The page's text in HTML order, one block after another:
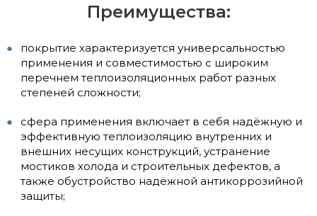
Преимущества:
покрытие характеризуется универсальностью
применения и совместимостью с широким
перечнем теплоизоляционных работ разных
степеней сложности;
сфера применения включает в себя надёжную и
эффективную теплоизоляцию внутренних и
внешних несущих конструкций, устранение
мостиков холода и строительных дефектов, а
также обустройство надёжной антикоррозийной
защиты;